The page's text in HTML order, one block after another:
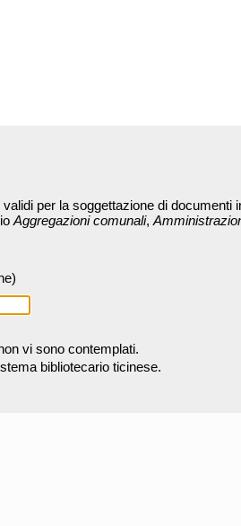
per la soggettazione di documenti
Aggregazioni comunali,
vi sono contemplati.
bibliotecario ticinese.